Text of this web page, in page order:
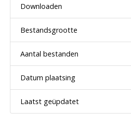
Downloaden
Bestandsgrootte
Aantal bestanden
Datum plaatsing
Laatst geüpdatet